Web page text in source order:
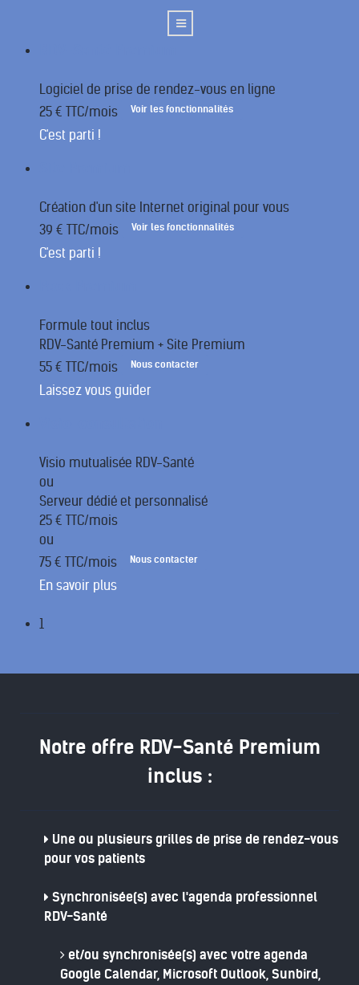
Logiciel de prise de rendez-vous en ligne
25 € TTC/mois
Voir les fonctionnalités
C'est parti !
Création d'un site Internet original pour vous
39 € TTC/mois
Voir les fonctionnalités
C'est parti !
Formule tout inclus
RDV-Santé Premium + Site Premium
55 € TTC/mois
Nous contacter
Laissez vous guider
Visio mutualisée RDV-Santé
ou
Serveur dédié et personnalisé
25 € TTC/mois
ou
75 € TTC/mois
Nous contacter
En savoir plus
1
Notre offre RDV-Santé Premium
inclus :
Une ou plusieurs grilles de prise de rendez-vous
pour vos patients
Synchronisée(s) avec l'agenda professionnel
RDV-Santé
et/ou synchronisée(s) avec votre agenda
Google Calendar, Microsoft Outlook, Sunbird,